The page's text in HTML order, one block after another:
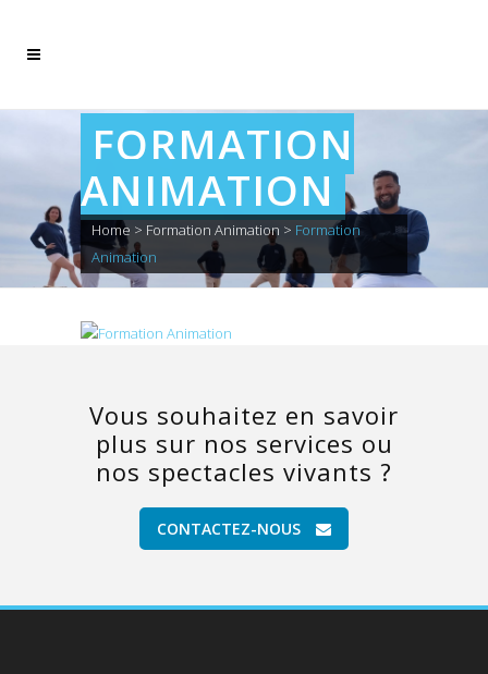
FORMATION
ANIMATION
Home > Formation Animation > Formation
Animation
Vous souhaitez en savoir
plus sur nos services ou
nos spectacles vivants ?
CONTACTEZ-NOUS